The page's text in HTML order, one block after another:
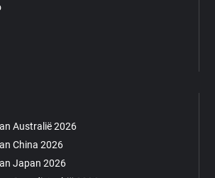
Australië 2026
China 2026
Japan 2026